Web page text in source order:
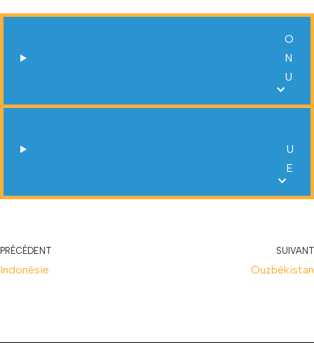
O
N
U
U
E
PRÉCÉDENT
Indonésie
SUIVANT
Ouzbékistan